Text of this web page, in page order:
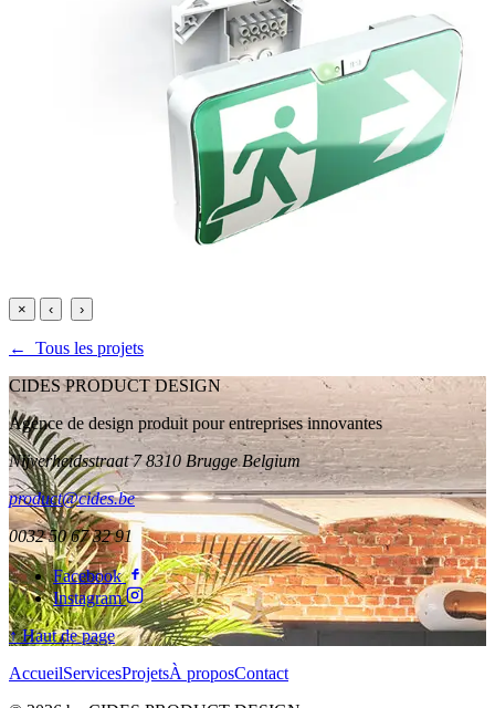
× ‹ ›
← Tous les projets
CIDES PRODUCT DESIGN
Agence de design produit pour entreprises innovantes
Nijverheidsstraat 7 8310 Brugge Belgium
product@cides.be
0032 50 67 32 91
Facebook
Instagram
↑ Haut de page
AccueilServicesProjetsÀ proposContact